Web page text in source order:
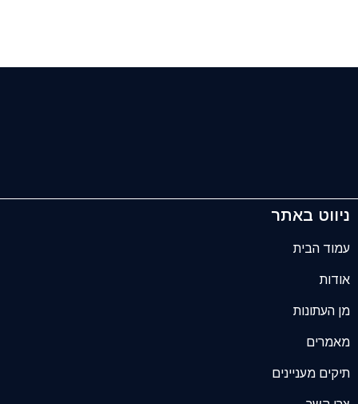
ניווט באתר
עמוד הבית
אודות
מן העתונות
מאמרים
תיקים מעניינים